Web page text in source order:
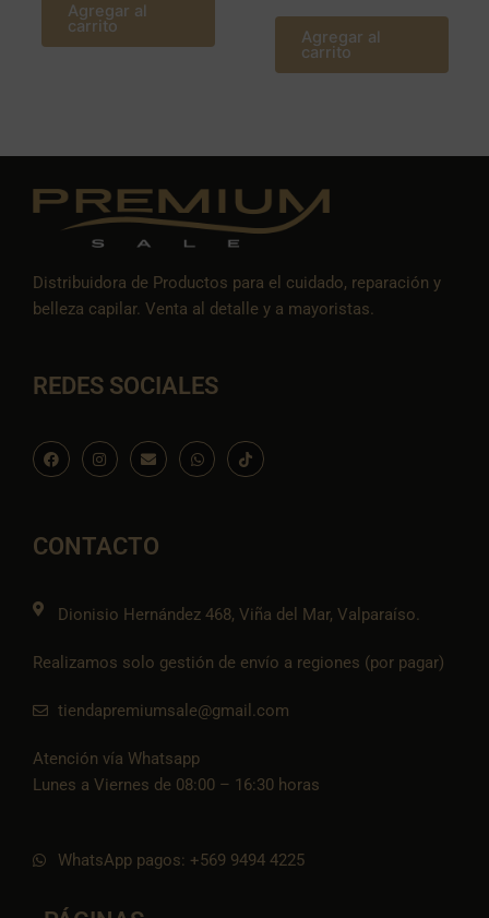
Agregar al
carrito
Agregar al
carrito
Distribuidora de Productos para el cuidado, reparación y
belleza capilar. Venta al detalle y a mayoristas.
REDES SOCIALES
F
a
c
o
k
I
n
s
r
a
E
n
v
p
e
W
h
a
I
c
o
CONTACTO
Dionisio Hernández 468, Viña del Mar, Valparaíso.
Realizamos solo gestión de envío a regiones (por pagar)
tiendapremiumsale@gmail.com
Atención vía Whatsapp
Lunes a Viernes de 08:00 – 16:30 horas
WhatsApp pagos: +569 9494 4225